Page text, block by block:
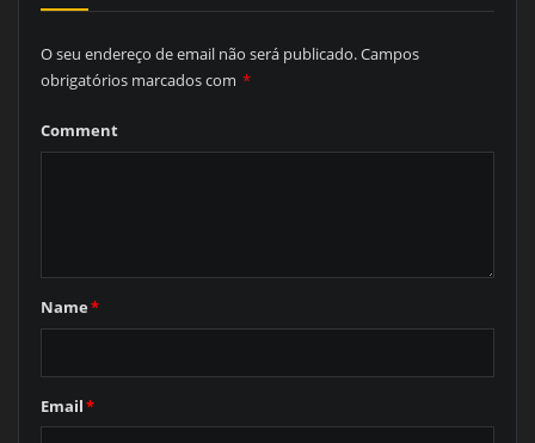
O seu endereço de email não será publicado.Campos
obrigatórios marcados com *
Comment
Name*
Email*